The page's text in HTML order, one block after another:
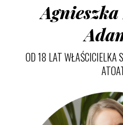
OD 18 LAT WŁAŚCICIELKA